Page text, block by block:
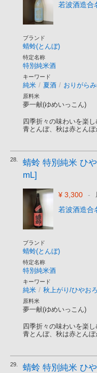
若波酒造合
ブランド
蜻蛉(とんぼ)
特定名称
特別純米酒
キーワード
純米 / 夏酒 / おりがら
原料米
夢一献(ゆめいっこん)
四季折々の味わいを楽
青とんぼ、秋は赤とん
28.
蜻蛉 特別純米 ひ
mL]
¥ 3,300 -
若波酒造合
ブランド
蜻蛉(とんぼ)
特定名称
特別純米酒
キーワード
純米 / 秋上がり/ひやお
原料米
夢一献(ゆめいっこん)
四季折々の味わいを楽
青とんぼ、秋は赤とん
29.
蜻蛉 特別純米 ひ